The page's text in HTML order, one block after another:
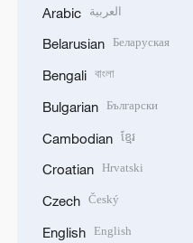
Arabic العربية
Belarusian Беларуская
Bengali বাংলা
Bulgarian Български
Cambodian ខ្មែរ
Croatian Hrvatski
Czech Český
English English